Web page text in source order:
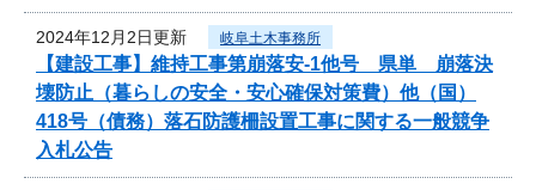
2024年12月2日更新 岐阜土木事務所
【建設工事】維持工事第崩落安-1他号 県単 崩落決
壊防止（暮らしの安全・安心確保対策費）他（国）
418号（債務）落石防護柵設置工事に関する一般競争
入札公告